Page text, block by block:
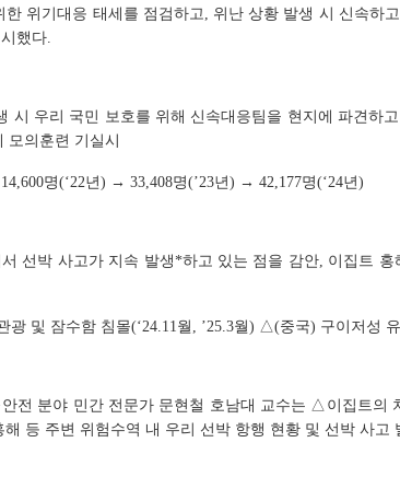
위기대응 태세를 점검하고, 위난 상황 발생 시 신속
했다.
시 우리 국민 보호를 위해 신속대응팀을 현지에 파견하
의훈련 기실시
명(‘22년) → 33,408명(’23년) → 42,177명(‘24년)
선박 사고가 지속 발생*하고 있는 점을 감안, 이집트
및 잠수함 침몰(‘24.11월, ’25.3월) △(중국) 구이저성
전 분야 민간 전문가 문현철 호남대 교수는 △이집트
등 주변 위험수역 내 우리 선박 항행 현황 및 선박 사고